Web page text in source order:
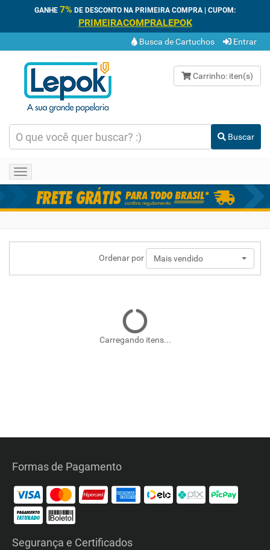
GANHE 7% DE DESCONTO NA PRIMEIRA COMPRA | CUPOM:
PRIMEIRACOMPRALEPOK
Busca de Cartuchos Entrar
Carrinho: iten(s)
Buscar
Toggle
navigation
Ordenar por Mais vendido
Carregando itens...
Formas de Pagamento
Segurança e Certificados